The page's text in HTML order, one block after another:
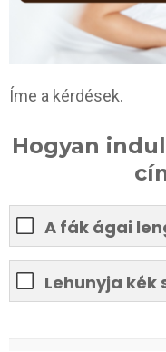
Íme a kérdések.
Hogyan
A fák ágai
Lehunyja kék